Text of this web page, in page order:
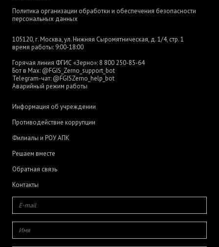
Политика организации обработки и обеспечения безопасности
персональных данных
105120, г. Москва, ул. Нижняя Сыромятническая, д. 1/4, стр. 1
время работы: 9:00-18:00
Горячая линия ФГИС «Зерно»: 8 800 250-85-64
Бот в Max: @FGIS_Zerno_support_bot
Telegram-чат: @FGISZerno_help_bot
Аварийный режим работы
Информация об учреждении
Противодействие коррупции
Филиалы и РОУ АПК
Решаем вместе
Обратная связь
Контакты